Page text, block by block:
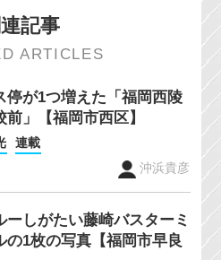
記事
ARTICLES
停が1つ増えた「福岡西陵
前」【福岡市西区】
連載
沖浜貴彦
ーしがたい藤崎バスターミ
の1枚の写真【福岡市早良